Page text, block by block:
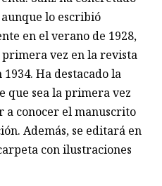
lo escribió
en el verano de 1928,
vez en la revista
Ha destacado la
que sea la primera vez
a conocer el manuscrito
Además, se editará en
con ilustraciones